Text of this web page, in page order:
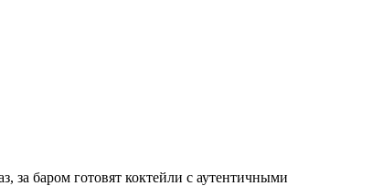
за баром готовят коктейли с аутентичными